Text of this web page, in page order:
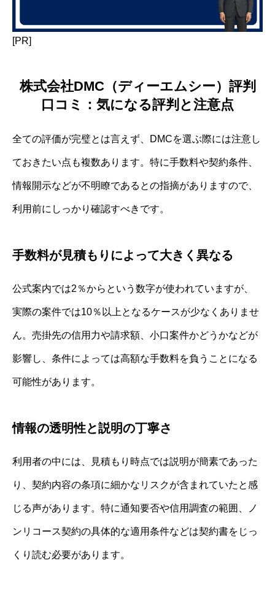
[PR]
株式会社DMC（ディーエムシー）評判
口コミ：気になる評判と注意点
全ての評価が完璧とは言えず、DMCを選ぶ際には注意し
ておきたい点も複数あります。特に手数料や契約条件、
情報開示などが不明瞭であるとの指摘がありますので、
利用前にしっかり確認すべきです。
手数料が見積もりによって大きく異なる
公式案内では2％からという数字が使われていますが、
実際の案件では10％以上となるケースが少なくありませ
ん。売掛先の信用力や請求額、小口案件かどうかなどが
影響し、条件によっては高額な手数料を負うことになる
可能性があります。
情報の透明性と説明の丁寧さ
利用者の中には、見積もり時点では説明が簡素であった
り、契約内容の条項に細かなリスクが含まれていたと感
じる声があります。特に通知要否や信用調査の範囲、ノ
ンリコース契約の具体的な適用条件などは契約書をじっ
くり読む必要があります。